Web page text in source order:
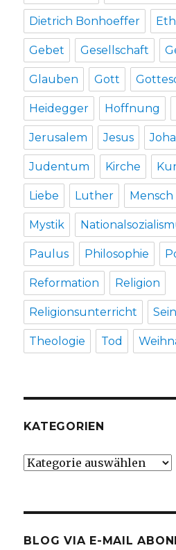
Dietrich Bonhoeffer
Gebet Gesellschaft
Glauben Gott
Heidegger Hoffnung
Jerusalem Jesus
Judentum Kirche
Liebe Luther Mensch
Mystik
Paulus Philosophie
Reformation Religion
Religionsunterricht Sein
Theologie Tod
KATEGORIEN
Kategorien
BLOG VIA E-MAIL